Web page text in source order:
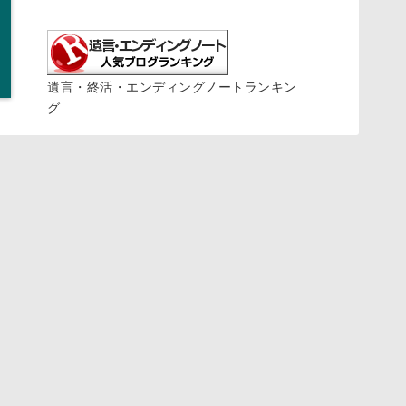
遺言・終活・エンディングノートランキン
グ